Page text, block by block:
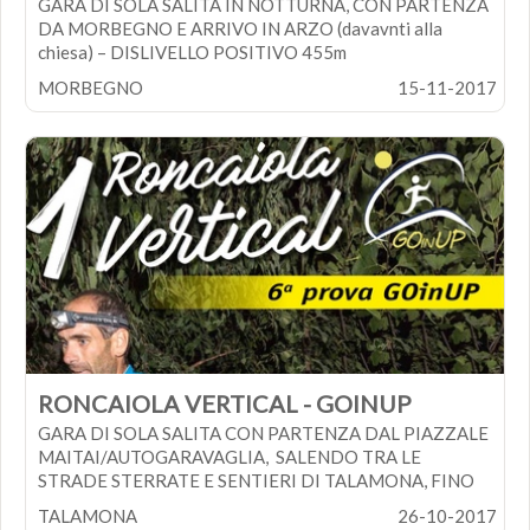
GARA DI SOLA SALITA IN NOTTURNA, CON PARTENZA
DA MORBEGNO E ARRIVO IN ARZO (davavnti alla
chiesa) – DISLIVELLO POSITIVO 455m
Ritrovo: 18:30
Partenza: 20:00
COSTO ISCRIZIONE: 10 Euro
Il pagamento dell' iscrizione deve avvenire in contanti
presso CRAZY IDEA Castione e/o Morbegno
MORBEGNO 15-11-2017
RONCAIOLA VERTICAL - GOINUP
CIRCUIT
GARA DI SOLA SALITA CON PARTENZA DAL PIAZZALE
MAITAI/AUTOGARAVAGLIA, SALENDO TRA LE
STRADE STERRATE E SENTIERI DI TALAMONA, FINO
TALAMONA 26-10-2017